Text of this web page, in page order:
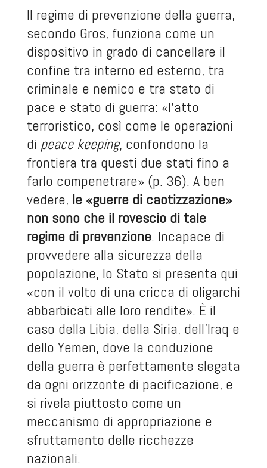
Il regime di prevenzione della guerra,
secondo Gros, funziona come un
dispositivo in grado di cancellare il
confine tra interno ed esterno, tra
criminale e nemico e tra stato di
pace e stato di guerra: «l’atto
terroristico, così come le operazioni
di peace keeping, confondono la
frontiera tra questi due stati fino a
farlo compenetrare» (p. 36). A ben
vedere, le «guerre di caotizzazione»
non sono che il rovescio di tale
regime di prevenzione. Incapace di
provvedere alla sicurezza della
popolazione, lo Stato si presenta qui
«con il volto di una cricca di oligarchi
abbarbicati alle loro rendite». È il
caso della Libia, della Siria, dell’Iraq e
dello Yemen, dove la conduzione
della guerra è perfettamente slegata
da ogni orizzonte di pacificazione, e
si rivela piuttosto come un
meccanismo di appropriazione e
sfruttamento delle ricchezze
nazionali.